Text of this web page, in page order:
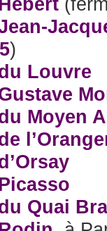
)
Louvre
Moyen
Quai